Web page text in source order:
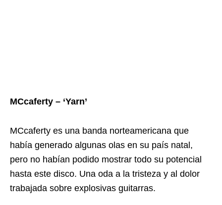
MCcaferty – ‘Yarn’
MCcaferty es una banda norteamericana que
había generado algunas olas en su país natal,
pero no habían podido mostrar todo su potencial
hasta este disco. Una oda a la tristeza y al dolor
trabajada sobre explosivas guitarras.